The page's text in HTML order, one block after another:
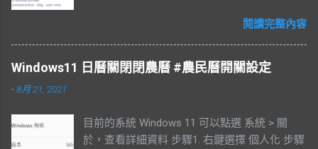
此處是透過 widows 11 執行，過程中出現許多
錯誤。會列在下方 : 下載 64-bit 同意規定 下載
完成後，解壓縮檔案 點選檔案進行安裝 自定義
安裝路徑 等待安裝 安裝 SDK 會顯示磁碟剩餘空
但已經可以正常執行 DevEco Studio，後續建立
專案時會被重新要求下載 SDK。 失敗訊息
同意權限，點選 Download 4. 開啟 Sourcetree
Coutunue 7. Account 註冊部分可以跳過 8.
Sourcetree 安裝完成 9. Sourcetree 版本 [
Description 後點選 Create repository 3. 點選
Settings 可以更改 Repository 4. 移至最下方，
閱讀完整內容
Windows11 日曆關閉閉農曆 #農民曆開關設定
-8月 21, 2021
目前的系統 Windows 11 可以點選 系統 > 關
於，查看詳細資料 步驟1. 右鍵選擇 個人化 步驟